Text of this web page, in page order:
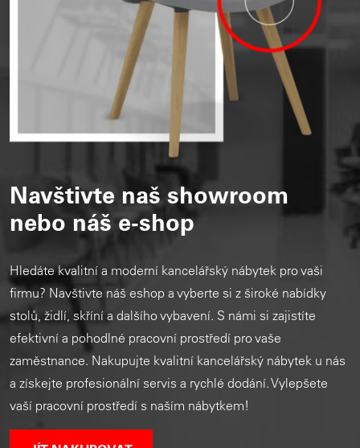
Navštivte naš showroom
nebo náš e-shop
Hledáte kvalitní a moderní kancelářský nábytek pro vaši
firmu? Navštivte náš eshop a vyberte si z široké nabídky
stolů, židlí, skříní a dalšího vybavení. S námi si zajistíte
efektivní a pohodlné pracovní prostředí pro vaše
zaměstnance. Nakupujte kvalitní kancelářský nábytek u nás
a získejte profesionální servis a rychlé dodání. Vylepšete
vaší pracovní prostředí s naším nábytkem!